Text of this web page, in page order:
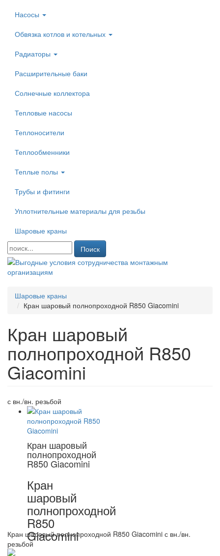
Насосы
Обвязка котлов и котельных
Радиаторы
Расширительные баки
Солнечные коллектора
Тепловые насосы
Теплоносители
Теплообменники
Теплые полы
Трубы и фитинги
Уплотнительные материалы для резьбы
Шаровые краны
Поиск
Шаровые краны
Кран шаровый полнопроходной R850 Giacomini
Кран шаровый
полнопроходной R850
Giacomini
с вн./вн. резьбой
Кран шаровый
полнопроходной
R850 Giacomini
Кран
шаровый
полнопроходной
R850
Giacomini
Кран шаровый полнопроходной R850 Giacomini с вн./вн.
резьбой